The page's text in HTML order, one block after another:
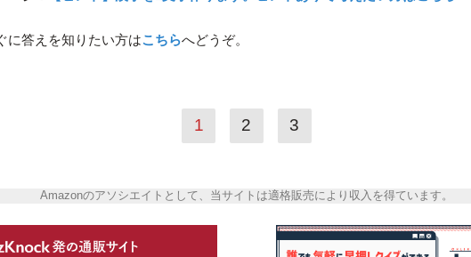
に答えを知りたい方はこちらへどうぞ。
1 2 3
Amazonのアソシエイトとして、当サイトは適格販売により収入を得ています。